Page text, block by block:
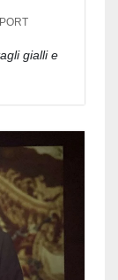
gialli e